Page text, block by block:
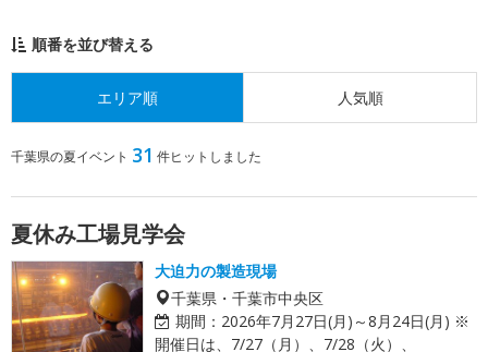
順番を並び替える
エリア順 人気順
千葉県の夏イベント 31 件ヒットしました
夏休み工場見学会
大迫力の製造現場
千葉県・千葉市中央区
期間： 2026年7月27日(月)～8月24日(月) ※
開催日は、7/27（月）、7/28（火）、